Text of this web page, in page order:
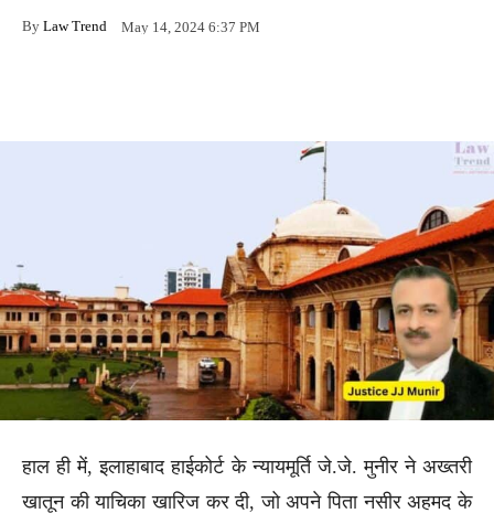
By Law Trend May 14, 2024 6:37 PM
हाल ही में, इलाहाबाद हाईकोर्ट के न्यायमूर्ति जे.जे. मुनीर ने अख्तरी
खातून की याचिका खारिज कर दी, जो अपने पिता नसीर अहमद के